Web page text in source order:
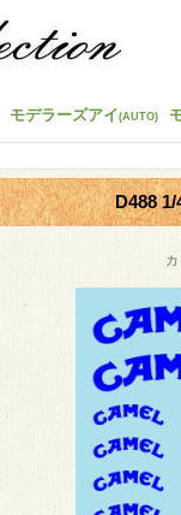
D488
モデラーズアイ(AUTO)